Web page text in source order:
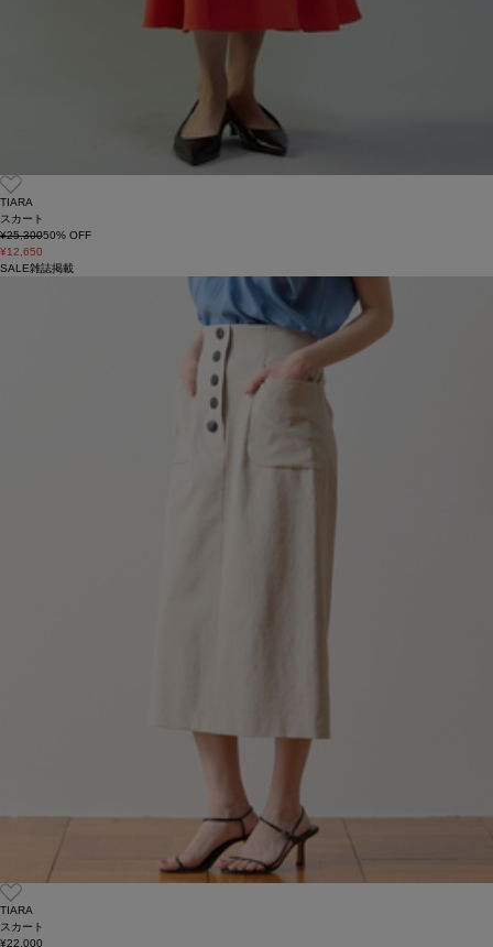
TIARA
スカート
¥25,30050% OFF
¥12,650
SALE雑誌掲載
TIARA
スカート
¥22,000